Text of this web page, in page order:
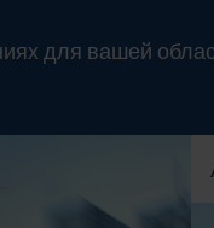
для вашей